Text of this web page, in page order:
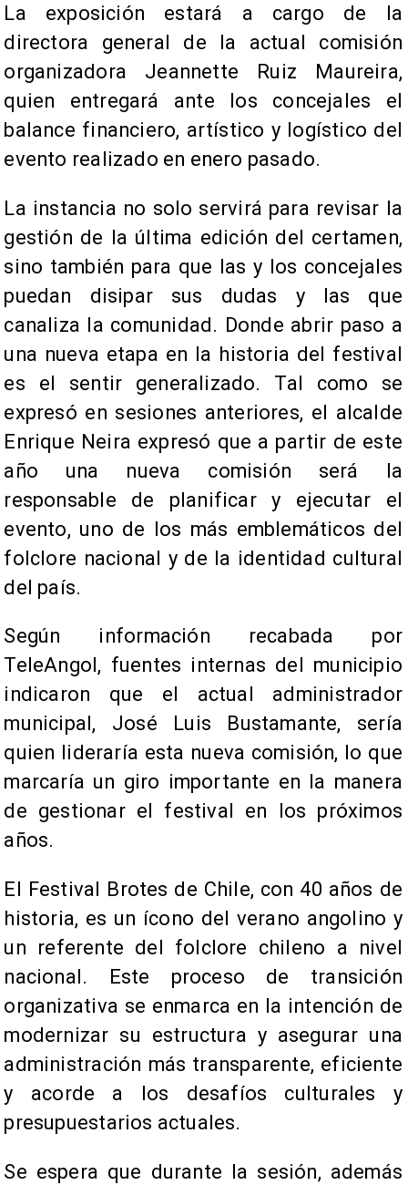
La exposición estará a cargo de la
directora general de la actual comisión
organizadora Jeannette Ruiz Maureira,
quien entregará ante los concejales el
balance financiero, artístico y logístico del
evento realizado en enero pasado.
La instancia no solo servirá para revisar la
gestión de la última edición del certamen,
sino también para que las y los concejales
puedan disipar sus dudas y las que
canaliza la comunidad. Donde abrir paso a
una nueva etapa en la historia del festival
es el sentir generalizado. Tal como se
expresó en sesiones anteriores, el alcalde
Enrique Neira expresó que a partir de este
año una nueva comisión será la
responsable de planificar y ejecutar el
evento, uno de los más emblemáticos del
folclore nacional y de la identidad cultural
del país.
Según información recabada por
TeleAngol, fuentes internas del municipio
indicaron que el actual administrador
municipal, José Luis Bustamante, sería
quien lideraría esta nueva comisión, lo que
marcaría un giro importante en la manera
de gestionar el festival en los próximos
años.
El Festival Brotes de Chile, con 40 años de
historia, es un ícono del verano angolino y
un referente del folclore chileno a nivel
nacional. Este proceso de transición
organizativa se enmarca en la intención de
modernizar su estructura y asegurar una
administración más transparente, eficiente
y acorde a los desafíos culturales y
presupuestarios actuales.
Se espera que durante la sesión, además